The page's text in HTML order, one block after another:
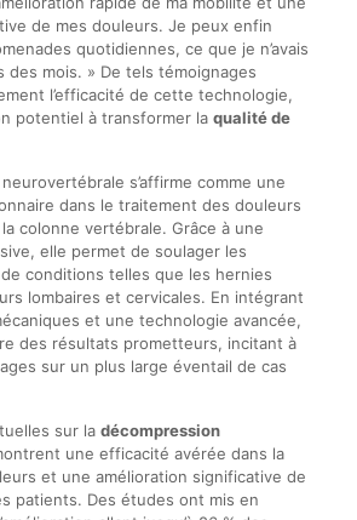
de mes douleurs. Je peux enfin
quotidiennes, ce que je n’avais
des mois. » De tels témoignages
l’efficacité de cette technologie,
potentiel à transformer la qualité de
s’affirme comme une
dans le traitement des douleurs
colonne vertébrale. Grâce à une
elle permet de soulager les
conditions telles que les hernies
lombaires et cervicales. En intégrant
et une technologie avancée,
des résultats prometteurs, incitant à
sur un plus large éventail de cas
sur la décompression
une efficacité avérée dans la
et une amélioration significative de
patients. Des études ont mis en